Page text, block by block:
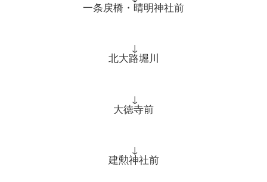
一条戻橋・晴明神社前
↓
北大路堀川
↓
大徳寺前
↓
建勲神社前